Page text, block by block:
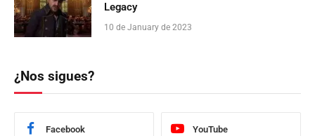
Legacy
10 de January de 2023
¿Nos sigues?
Facebook YouTube